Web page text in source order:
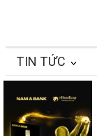
TIN TỨC